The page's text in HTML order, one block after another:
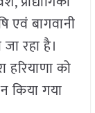
बागवानी
रहा है।
हरियाणा को
किया गया